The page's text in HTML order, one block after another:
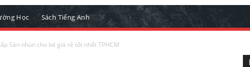
Học Sách Tiếng Anh
Sàn nhún cho bé giá rẻ tốt nhất TPHCM